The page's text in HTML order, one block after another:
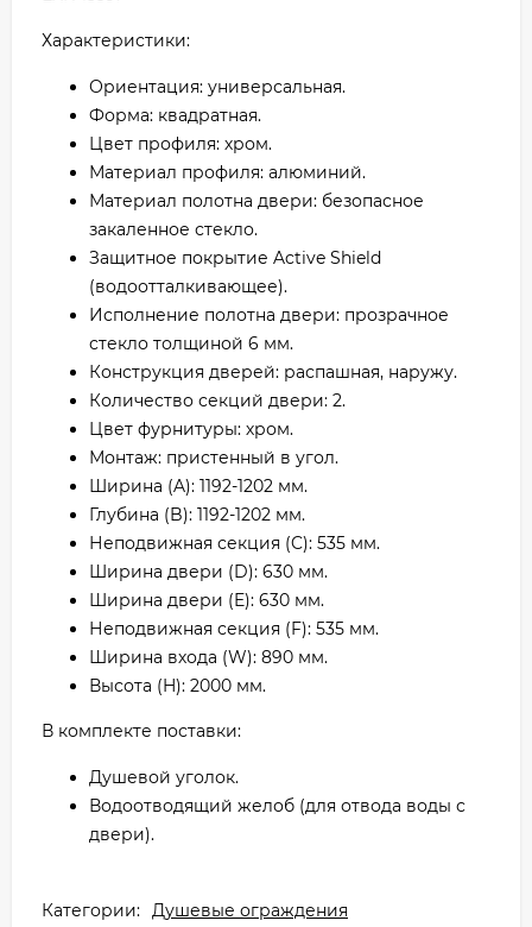
Характеристики:
Ориентация: универсальная.
Форма: квадратная.
Цвет профиля: хром.
Материал профиля: алюминий.
Материал полотна двери: безопасное
закаленное стекло.
Защитное покрытие Active Shield
(водоотталкивающее).
Исполнение полотна двери: прозрачное
стекло толщиной 6 мм.
Конструкция дверей: распашная, наружу.
Количество секций двери: 2.
Цвет фурнитуры: хром.
Монтаж: пристенный в угол.
Ширина (A): 1192-1202 мм.
Глубина (B): 1192-1202 мм.
Неподвижная секция (C): 535 мм.
Ширина двери (D): 630 мм.
Ширина двери (E): 630 мм.
Неподвижная секция (F): 535 мм.
Ширина входа (W): 890 мм.
Высота (H): 2000 мм.
В комплекте поставки:
Душевой уголок.
Водоотводящий желоб (для отвода воды с
двери).
Категории: Душевые ограждения